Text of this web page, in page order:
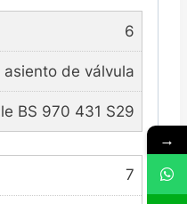
6
asiento de válvula
BS 970 431 S29
7
→